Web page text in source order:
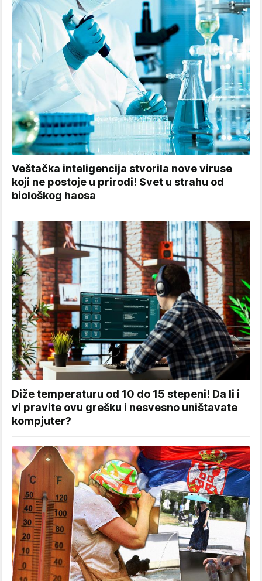
Veštačka inteligencija stvorila nove viruse
koji ne postoje u prirodi! Svet u strahu od
biološkog haosa
Diže temperaturu od 10 do 15 stepeni! Da li i
vi pravite ovu grešku i nesvesno uništavate
kompjuter?